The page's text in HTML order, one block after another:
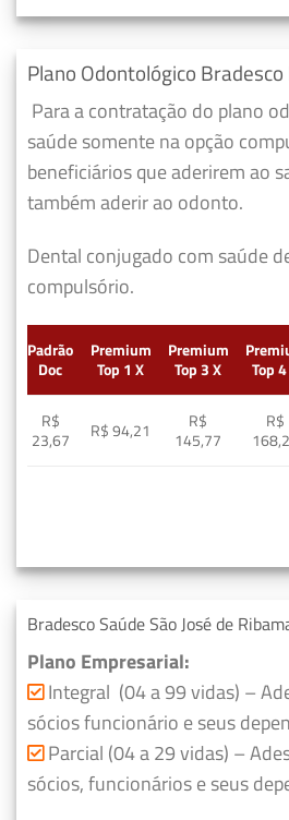
Plano Odontológico
Para a contratação do plano
saúde somente na opção
beneficiários que aderirem ao
também aderir ao odonto.
Dental conjugado com saúde
compulsório.
Padrão
Doc
Premium
Top 1 X
Premium
Top 3 X
Top
R$
23,67
R$ 94,21
R$
145,77
R$
Bradesco Saúde São José de
Plano Empresarial:
Integral (04 a 99 vidas) –
sócios funcionário e seus
Parcial (04 a 29 vidas) –
sócios, funcionários e seus